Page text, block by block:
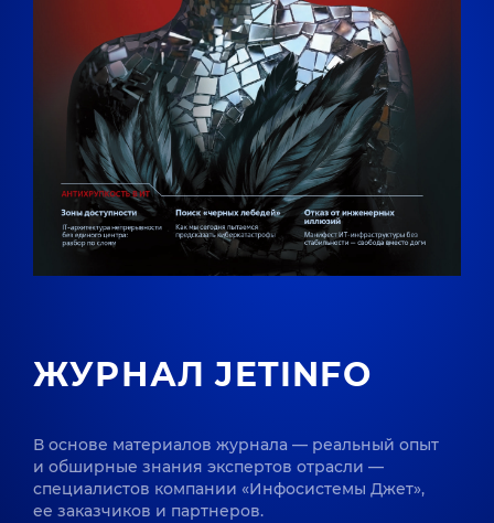
ЖУРНАЛ JETINFO
В основе материалов журнала — реальный опыт
и обширные знания экспертов отрасли —
специалистов компании «Инфосистемы Джет»,
ее заказчиков и партнеров.